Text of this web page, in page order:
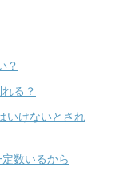
？
る？
いけないとされ
数いるから